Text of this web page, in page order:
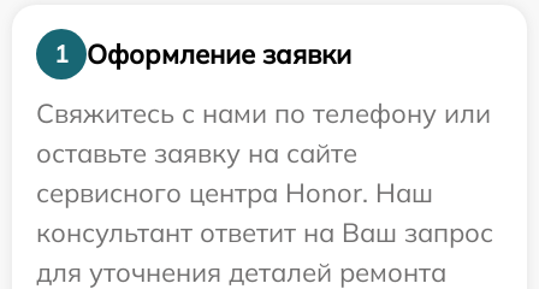
1
Оформление заявки
Свяжитесь с нами по телефону или
оставьте заявку на сайте
сервисного центра Honor. Наш
консультант ответит на Ваш запрос
для уточнения деталей ремонта